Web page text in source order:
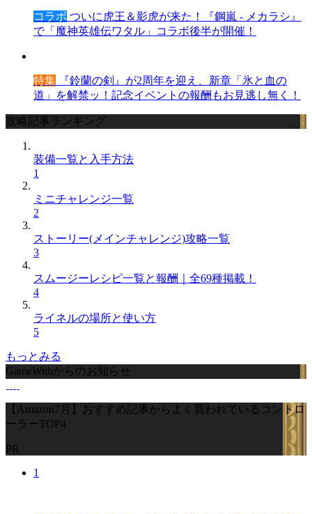
コラボ ついに虎王＆影虎が来た！『鋼嵐 - メカラシ』
で「魔神英雄伝ワタル」コラボ後半が開催！
特集 『鈴蘭の剣』が2周年を迎え、新章「氷と血の
道」を解禁ッ！記念イベントの報酬もお見逃し無く！
攻略記事ランキング
装備一覧と入手方法
1
ミニチャレンジ一覧
2
ストーリー(メインチャレンジ)攻略一覧
3
スムージーレシピ一覧と報酬｜全69種掲載！
4
ライネルの場所と使い方
5
もっとみる
GameWithからのお知らせ
【Amazon7月】おすすめ記事からよく買われているコントロ
ーラーTOP4
PR
1